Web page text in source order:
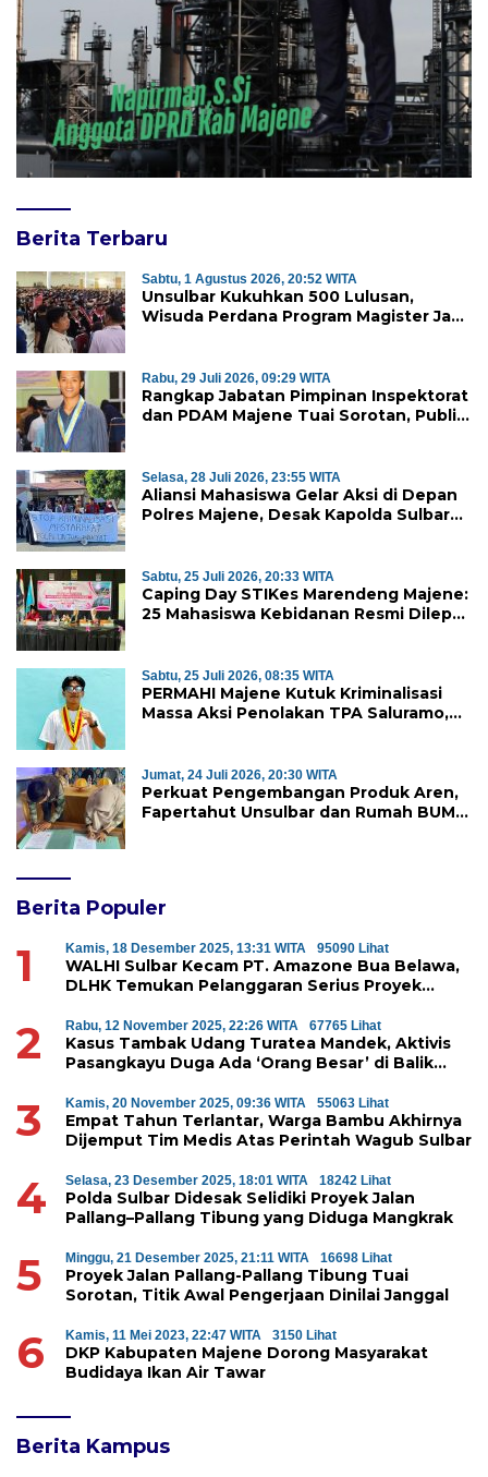
Berita Terbaru
Sabtu, 1 Agustus 2026, 20:52 WITA
Unsulbar Kukuhkan 500 Lulusan,
Wisuda Perdana Program Magister Jadi
Rabu, 29 Juli 2026, 09:29 WITA
Rangkap Jabatan Pimpinan Inspektorat
dan PDAM Majene Tuai Sorotan, Publik
Selasa, 28 Juli 2026, 23:55 WITA
Aliansi Mahasiswa Gelar Aksi di Depan
Polres Majene, Desak Kapolda Sulbar
Sabtu, 25 Juli 2026, 20:33 WITA
Caping Day STIKes Marendeng Majene:
25 Mahasiswa Kebidanan Resmi Dilepas
Sabtu, 25 Juli 2026, 08:35 WITA
PERMAHI Majene Kutuk Kriminalisasi
Massa Aksi Penolakan TPA Saluramo,
Jumat, 24 Juli 2026, 20:30 WITA
Perkuat Pengembangan Produk Aren,
Fapertahut Unsulbar dan Rumah BUMN
Berita Populer
1 Kamis, 18 Desember 2025, 13:31 WITA 95090 Lihat
WALHI Sulbar Kecam PT. Amazone Bua Belawa,
DLHK Temukan Pelanggaran Serius Proyek
2 Rabu, 12 November 2025, 22:26 WITA 67765 Lihat
Kasus Tambak Udang Turatea Mandek, Aktivis
Pasangkayu Duga Ada ‘Orang Besar’ di Balik
3 Kamis, 20 November 2025, 09:36 WITA 55063 Lihat
Empat Tahun Terlantar, Warga Bambu Akhirnya
Dijemput Tim Medis Atas Perintah Wagub Sulbar
4 Selasa, 23 Desember 2025, 18:01 WITA 18242 Lihat
Polda Sulbar Didesak Selidiki Proyek Jalan
Pallang–Pallang Tibung yang Diduga Mangkrak
5 Minggu, 21 Desember 2025, 21:11 WITA 16698 Lihat
Proyek Jalan Pallang-Pallang Tibung Tuai
Sorotan, Titik Awal Pengerjaan Dinilai Janggal
6 Kamis, 11 Mei 2023, 22:47 WITA 3150 Lihat
DKP Kabupaten Majene Dorong Masyarakat
Budidaya Ikan Air Tawar
Berita Kampus